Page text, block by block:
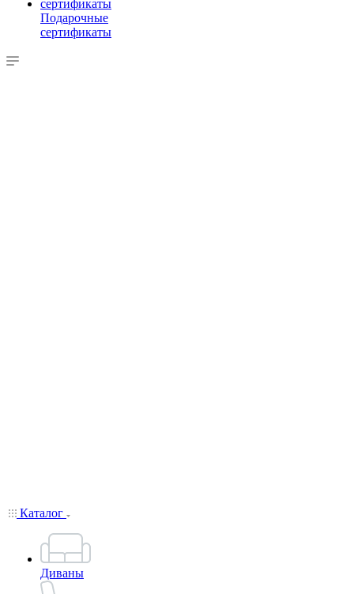
Подарочные
сертификаты
Каталог
Диваны